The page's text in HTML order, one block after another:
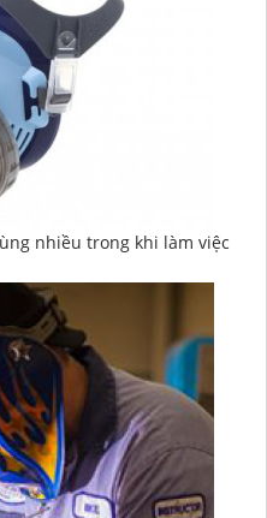
nhiều trong khi làm việc